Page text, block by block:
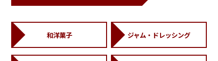
和洋菓子 ジャム・ドレッシング